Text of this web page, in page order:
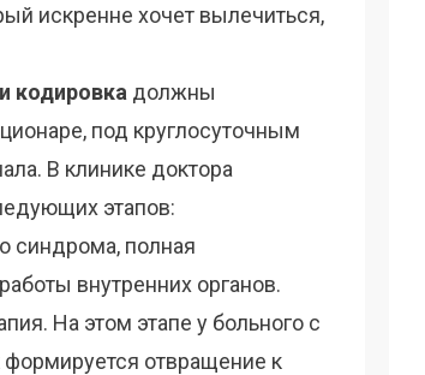
искренне хочет вылечиться,
кодировка должны
под круглосуточным
В клинике доктора
этапов:
синдрома, полная
внутренних органов.
На этом этапе у больного с
отвращение к